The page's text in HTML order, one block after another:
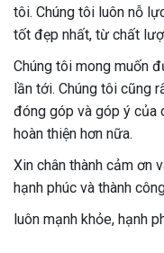
tôi. Chúng tôi luôn nỗ
tốt đẹp nhất, từ chất
Chúng tôi mong muốn
lần tới. Chúng tôi cũng
đóng góp và góp ý của
hoàn thiện hơn nữa.
Xin chân thành cảm ơn
hạnh phúc và thành
luôn mạnh khỏe, hạnh